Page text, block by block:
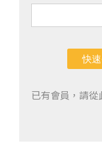
快
已有會員，請從